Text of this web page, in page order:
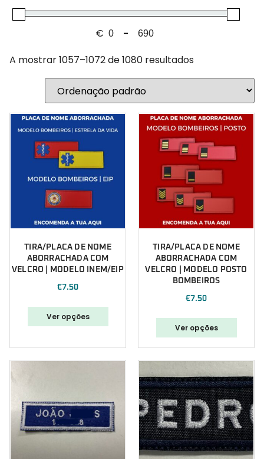
PASSAMONTANHAS | GORROS | GOLAS | LENÇOS
BOTAS
Força Aérea
Intervenção Rápida
Marinha
Militar
Nadador Salvador
Operações Especiais
Outro
Outros
Paraquedista
Paraquedistas
Polícia
Polícia Aérea
Polícia Marítima
Polícia Municipal
Portugal
€ Minimum Price
- Maximum Price
A mostrar 1057–1072 de 1080 resultados
TIRA/PLACA DE NOME
ABORRACHADA COM
VELCRO | MODELO INEM/EIP
€7.50
Ver opções
TIRA/PLACA DE NOME
ABORRACHADA COM
VELCRO | MODELO POSTO
BOMBEIROS
€7.50
Ver opções